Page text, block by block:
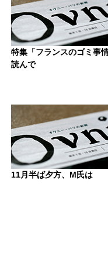
特集「フランスのゴミ事
読んで
11月半ば夕方、M氏は